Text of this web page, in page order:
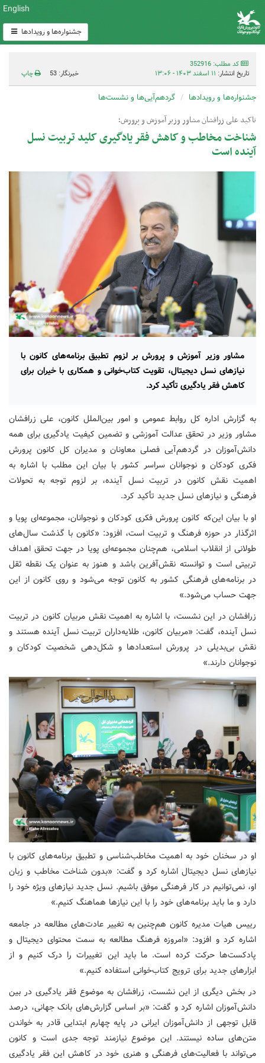
English
جشنواره‌ها و رویدادها
کد مطلب: 352916
تاریخ انتشار: ۱۱ اسفند ۱۴۰۳ - ۱۳:۰۶ خبرنگار: 53 چاپ
جشنواره‌ها و رویدادها گردهم‌آیی‌ها و نشست‌ها
تاکید علی زرافشان مشاور وزیر آموزش و پرورش؛
شناخت مخاطب و کاهش فقر یادگیری کلید تربیت نسل
آینده است
مشاور وزیر آموزش و پرورش بر لزوم تطبیق برنامه‌های کانون با
نیازهای نسل دیجیتال، تقویت کتاب‌خوانی و همکاری با خیران برای
کاهش فقر یادگیری تأکید کرد.
به گزارش اداره کل روابط عمومی و امور بین‌الملل کانون، علی زرافشان
مشاور وزیر در تحقق عدالت آموزشی و تضمین کیفیت یادگیری برای همه
دانش‌آموزان در گردهم‌آیی فصلی معاونان و مدیران کل کانون پرورش
فکری کودکان و نوجوانان سراسر کشور با بیان این مطلب با اشاره به
اهمیت نقش کانون در تربیت نسل آینده، بر لزوم توجه به تحولات
فرهنگی و نیازهای نسل جدید تأکید کرد.
او با بیان این‌که کانون پرورش فکری کودکان و نوجوانان، مجموعه‌ای پویا و
اثرگذار در حوزه فرهنگ و تربیت است، افزود: «کانون با گذشت سال‌های
طولانی از انقلاب اسلامی، هم‌چنان مجموعه‌ای پویا در جهت تحقق اهداف
تربیتی است و توانسته نقش‌آفرین باشد و هنوز به عنوان یک نقطه ثقل
در برنامه‌های فرهنگی کشور به کانون توجه می‌شود و روی کانون از این
جهت حساب می‌شود.»
زرافشان در این نشست، با اشاره به اهمیت نقش مربیان کانون در تربیت
نسل آینده، گفت: «مربیان کانون، طلایه‌داران تربیت نسل آینده هستند و
نقش بی‌بدیلی در پرورش استعدادها و شکل‌دهی شخصیت کودکان و
نوجوانان دارند.»
او در سخنان خود به اهمیت مخاطب‌شناسی و تطبیق برنامه‌های کانون با
نیازهای نسل دیجیتال اشاره کرد و گفت: «بدون شناخت مخاطب و زبان
او، نمی‌توانیم در کار فرهنگی موفق باشیم. نسل جدید نیازهای ویژه خود را
دارد و ما باید برنامه‌های خود را با این نیازها هماهنگ کنیم.»
رییس هیات مدیره کانون هم‌چنین به تغییر عادت‌های مطالعه در جامعه
اشاره کرد و افزود: «امروزه فرهنگ مطالعه به سمت محتوای دیجیتال و
پادکست‌ها حرکت کرده است. ما باید این تغییرات را درک کنیم و از
ابزارهای جدید برای ترویج کتاب‌خوانی استفاده کنیم.»
در بخش دیگری از این نشست، زرافشان به موضوع فقر یادگیری در بین
دانش‌آموزان اشاره کرد و گفت: «بر اساس گزارش‌های بانک جهانی، درصد
قابل توجهی از دانش‌آموزان ایرانی در پایه چهارم ابتدایی قادر به خواندن
متن‌های ساده نیستند. این موضوع نیازمند توجه جدی است و کانون
می‌تواند با فعالیت‌های فرهنگی و هنری خود در کاهش این فقر یادگیری